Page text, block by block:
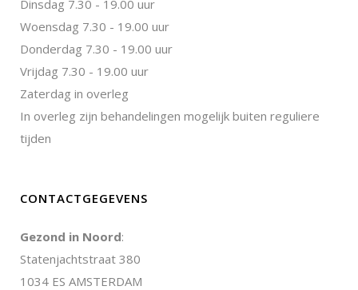
Dinsdag 7.30 - 19.00 uur
Woensdag 7.30 - 19.00 uur
Donderdag 7.30 - 19.00 uur
Vrijdag 7.30 - 19.00 uur
Zaterdag in overleg
In overleg zijn behandelingen mogelijk buiten reguliere
tijden
CONTACTGEGEVENS
Gezond in Noord:
Statenjachtstraat 380
1034 ES AMSTERDAM